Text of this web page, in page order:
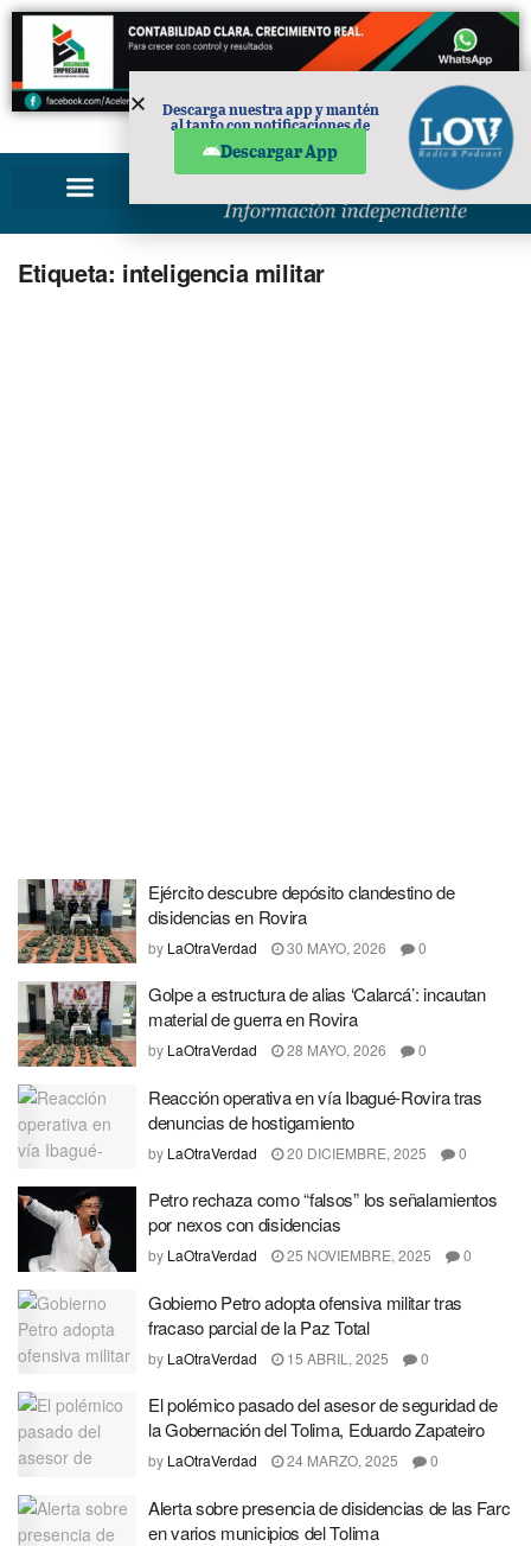
PUBLICIDAD
Etiqueta: inteligencia militar
Ejército descubre depósito clandestino de
disidencias en Rovira
by LaOtraVerdad 30 MAYO, 2026 0
Golpe a estructura de alias ‘Calarcá’: incautan
material de guerra en Rovira
by LaOtraVerdad 28 MAYO, 2026 0
Reacción operativa en vía Ibagué-Rovira tras
denuncias de hostigamiento
by LaOtraVerdad 20 DICIEMBRE, 2025 0
Petro rechaza como “falsos” los señalamientos
por nexos con disidencias
by LaOtraVerdad 25 NOVIEMBRE, 2025 0
Gobierno Petro adopta ofensiva militar tras
fracaso parcial de la Paz Total
by LaOtraVerdad 15 ABRIL, 2025 0
El polémico pasado del asesor de seguridad de
la Gobernación del Tolima, Eduardo Zapateiro
by LaOtraVerdad 24 MARZO, 2025 0
Alerta sobre presencia de disidencias de las Farc
en varios municipios del Tolima
Descarga nuestra app y mantén
al tanto con notificaciones de
Descargar App